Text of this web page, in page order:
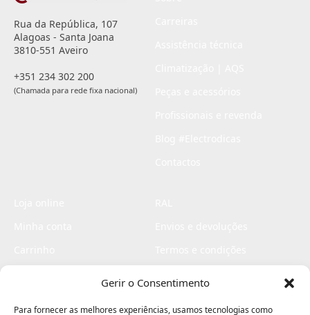
Gerir o Consentimento
Para fornecer as melhores experiências, usamos tecnologias como
Rua da República, 107
Alagoas - Santa Joana
3810-551 Aveiro
+351 234 302 200
(Chamada para rede fixa nacional)